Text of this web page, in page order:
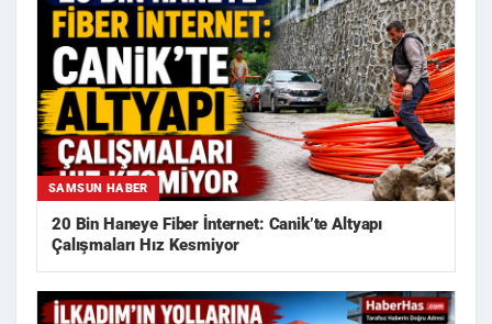
SAMSUN HABER
20 Bin Haneye Fiber İnternet: Canik’te Altyapı
Çalışmaları Hız Kesmiyor